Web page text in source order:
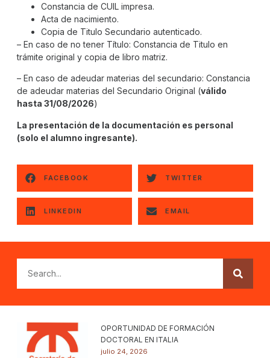
Constancia de CUIL impresa.
Acta de nacimiento.
Copia de Titulo Secundario autenticado.
– En caso de no tener Título: Constancia de Titulo en
trámite original y copia de libro matriz.
– En caso de adeudar materias del secundario: Constancia
de adeudar materias del Secundario Original (válido
hasta 31/08/2026)
La presentación de la documentación es personal
(solo el alumno ingresante).
FACEBOOK TWITTER
LINKEDIN EMAIL
OPORTUNIDAD DE FORMACIÓN
DOCTORAL EN ITALIA
julio 24, 2026